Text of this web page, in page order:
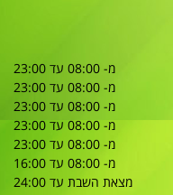
מ- 08:00 עד 23:00
מ- 08:00 עד 23:00
מ- 08:00 עד 23:00
מ- 08:00 עד 23:00
מ- 08:00 עד 23:00
מ- 08:00 עד 16:00
מצאת השבת עד 24:00